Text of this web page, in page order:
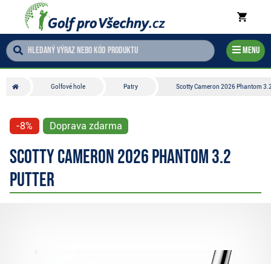
Menu
Golfové hole Patry Scotty Cameron 2026 Phantom
-8% Doprava zdarma
Scotty Cameron 2026 Phantom 3.2
putter